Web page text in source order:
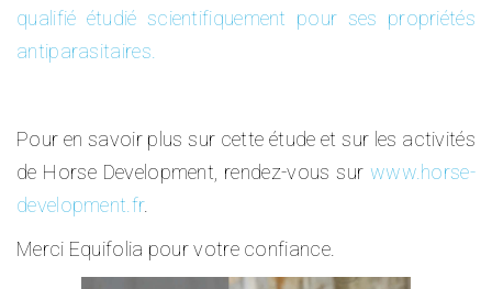
qualifié étudié scientifiquement pour ses propriétés
antiparasitaires.
Pour en savoir plus sur cette étude et sur les activités
de Horse Development, rendez-vous sur www.horse-
development.fr.
Merci Equifolia pour votre confiance.